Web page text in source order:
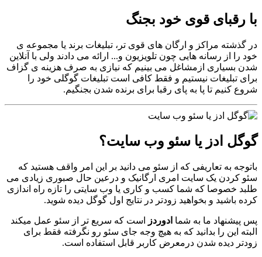
با رقبای قوی خود بجنگ
در گذشته مراکز و ارگان های قوی تر، تبلیغات برند یا مجموعه ی
خود را از رسانه هایی چون تلویزیون و... ارائه می دادند ولی با آنلاین
شدن بسیاری ازمشاغل می بینیم که نیازی به صرف هزینه ی گزاف
برای تبلیغات نیستیم و فقط کافی است تبلیغات گوگلی خود را
شروع کنیم تا پا به پای رقبا برای برنده شدن بجنگیم.
گوگل ادز یا سئو وب سایت؟
باتوجه به تعاریفی که از سئو می دانید بر این امر واقف هستید که
سئو کردن یک سایت امری ارگانیک و درعین حال صبوری زیادی می
طلبد خصوصا که شما کسب و کاری یا وب سایتی را تازه راه اندازی
کرده باشید و بخواهید زودتر در نتایج اول گوگل دیده شوید.
پس پیشنهاد ما به شما ادوردز
است که سریع تر از سئو عمل میکند
البته این را بدانید که به هیچ وجه جای سئو رو نگرفته فقط برای
زودتر دیده شدن درمعرض کاربر قابل استفاده است.